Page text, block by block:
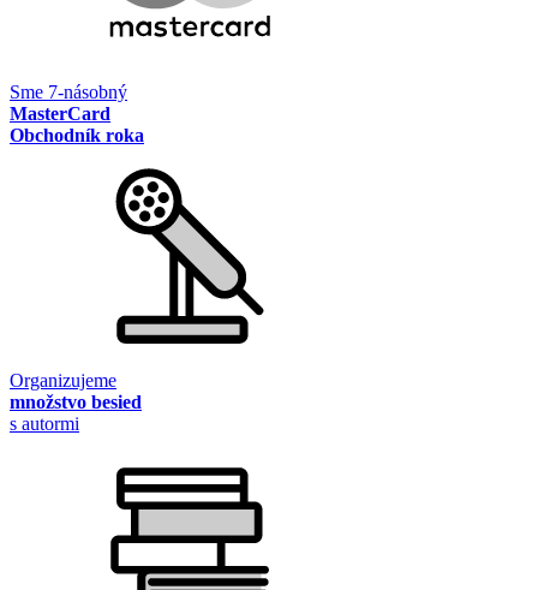
Sme 7-násobný
MasterCard
Obchodník roka
Organizujeme
množstvo besied
s autormi